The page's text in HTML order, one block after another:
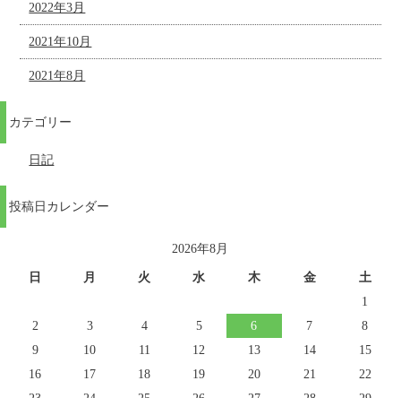
2022年3月
2021年10月
2021年8月
カテゴリー
日記
投稿日カレンダー
2026年8月
日 月 火 水 木 金
土
1
2
3 4 5 6 7
8
9
10 11 12 13 14
15
16
17 18 19 20 21
22